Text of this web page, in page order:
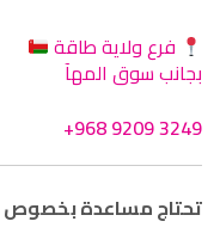
فرع ولاية طاقة
بجانب سوق المهآ
+968 9209 3249
تحتاج مساعدة